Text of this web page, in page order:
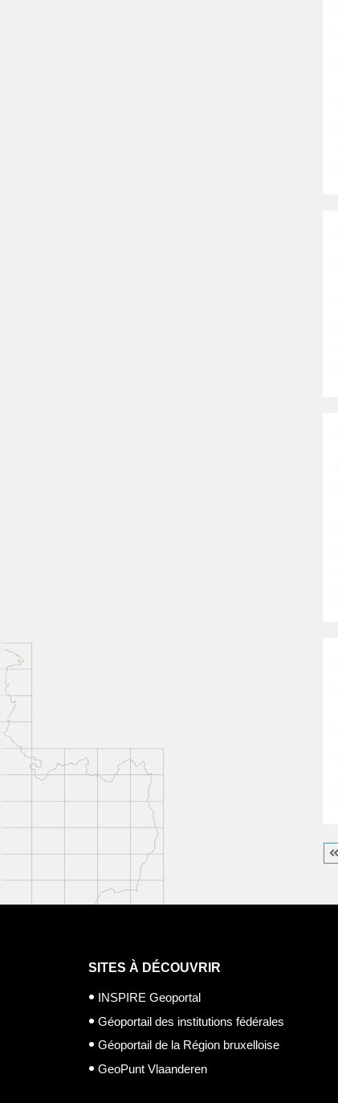
SITES À DÉCOUVRIR
INSPIRE Geoportal
Géoportail des institutions fédérales
Géoportail de la Région bruxelloise
GeoPunt Vlaanderen